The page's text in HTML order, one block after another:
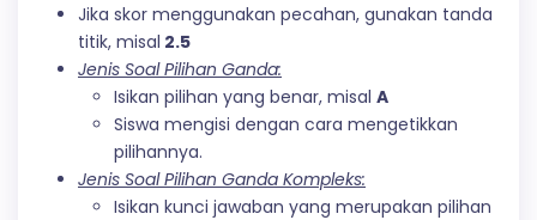
Jika skor menggunakan pecahan, gunakan tanda
titik, misal 2.5
Jenis Soal Pilihan Ganda:
Isikan pilihan yang benar, misal A
Siswa mengisi dengan cara mengetikkan
pilihannya.
Jenis Soal Pilihan Ganda Kompleks:
Isikan kunci jawaban yang merupakan pilihan